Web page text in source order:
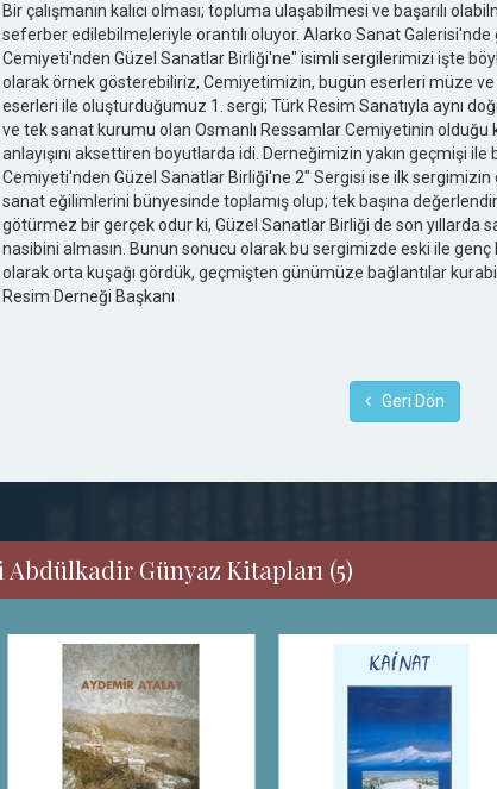
Bir çalışmanın kalıcı olması; topluma ulaşabilmesi ve başarılı
seferber edilebilmeleriyle orantılı oluyor. Alarko Sanat
Cemiyeti'nden Güzel Sanatlar Birliği'ne" isimli sergilerimizi işte
olarak örnek gösterebiliriz, Cemiyetimizin, bugün eserleri müze
eserleri ile oluşturduğumuz 1. sergi; Türk Resim Sanatıyla aynı
ve tek sanat kurumu olan Osmanlı Ressamlar Cemiyetinin olduğu
anlayışını aksettiren boyutlarda idi. Derneğimizin yakın geçmişi
Cemiyeti'nden Güzel Sanatlar Birliği'ne 2" Sergisi ise ilk
sanat eğilimlerini bünyesinde toplamış olup; tek başına
götürmez bir gerçek odur ki, Güzel Sanatlar Birliği de son yıllarda
nasibini almasın. Bunun sonucu olarak bu sergimizde eski ile genç
olarak orta kuşağı gördük, geçmişten günümüze bağlantılar
Resim Derneği Başkanı
Geri Dön
Abdülkadir Günyaz Kitapları (5)